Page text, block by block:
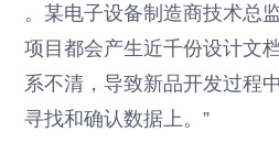
。某电子设备制造商技术总
项目都会产生近千份设计文
系不清，导致新品开发过程
寻找和确认数据上。”